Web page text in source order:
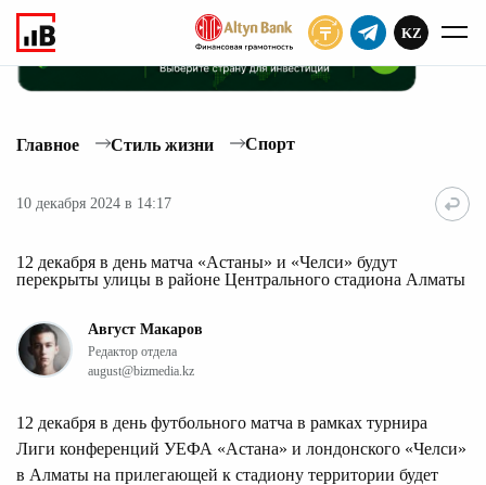
KZ
Главное Стиль жизни Спорт
10 декабря 2024 в 14:17
12 декабря в день матча «Астаны» и «Челси» будут
перекрыты улицы в районе Центрального стадиона Алматы
Август Макаров
Редактор отдела
august@bizmedia.kz
12 декабря в день футбольного матча в рамках турнира
Лиги конференций УЕФА «Астана» и лондонского «Челси»
в Алматы на прилегающей к стадиону территории будет